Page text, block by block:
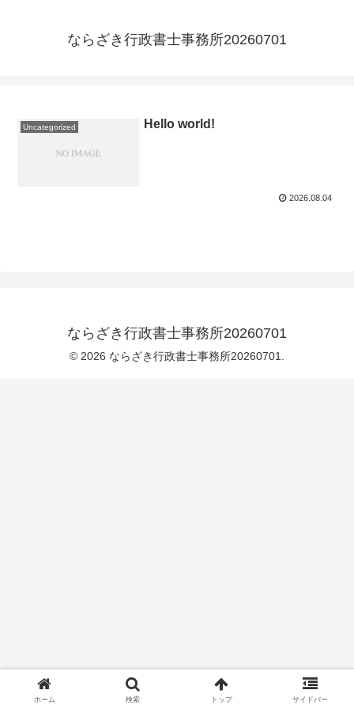
ならざき行政書士事務所20260701
Uncategorized Hello world!
2026.08.04
ならざき行政書士事務所20260701
© 2026 ならざき行政書士事務所20260701.
ホーム 検索 トップ サイドバー